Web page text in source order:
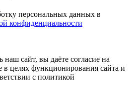
персональных данных в
конфиденциальности
наш сайт, вы даёте согласие на
в целях функционирования сайта и
с политикой